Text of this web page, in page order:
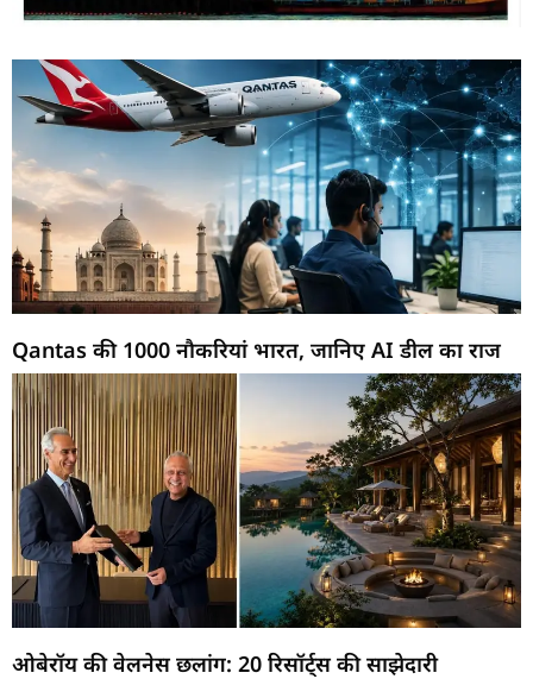
Qantas की 1000 नौकरियां भारत, जानिए AI डील का राज
ओबेरॉय की वेलनेस छलांग: 20 रिसॉर्ट्स की साझेदारी